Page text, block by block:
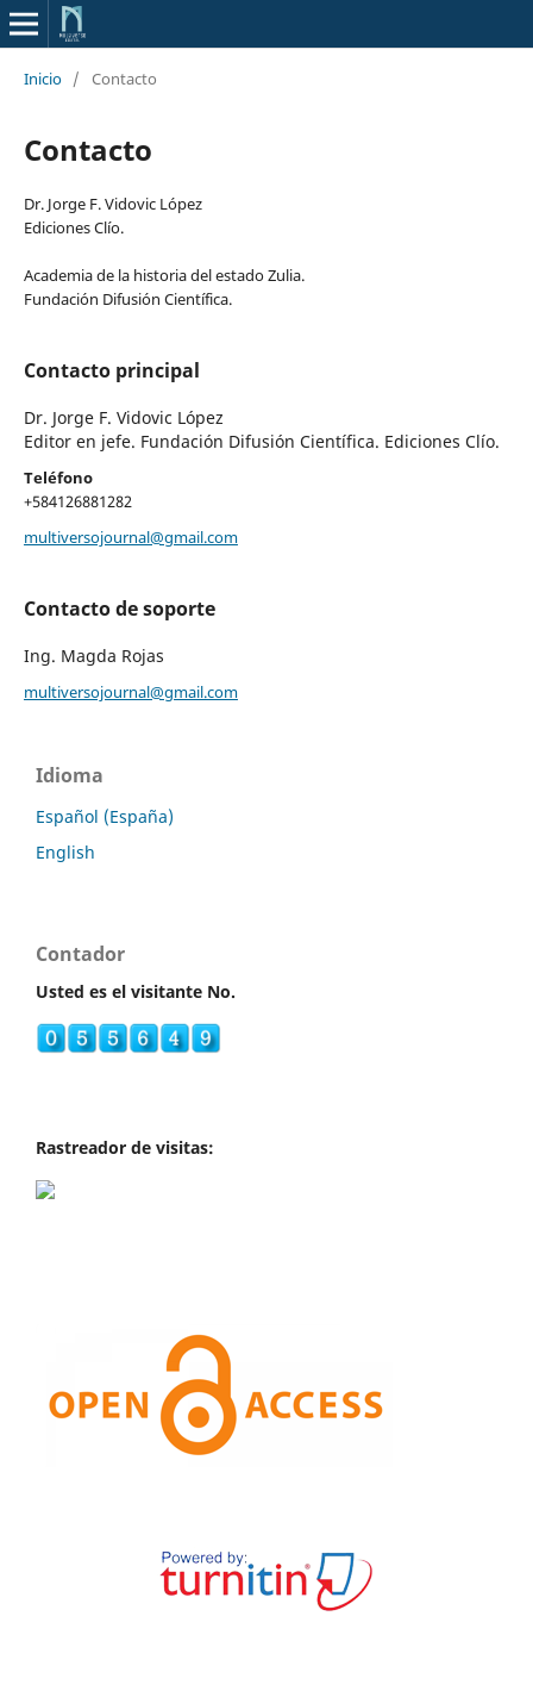
Inicio / Contacto
Contacto
Dr. Jorge F. Vidovic López
Ediciones Clío.
Academia de la historia del estado Zulia.
Fundación Difusión Científica.
Contacto principal
Dr. Jorge F. Vidovic López
Editor en jefe. Fundación Difusión Científica. Ediciones Clío.
Teléfono
+584126881282
multiversojournal@gmail.com
Contacto de soporte
Ing. Magda Rojas
multiversojournal@gmail.com
Idioma
Español (España)
English
Contador
Usted es el visitante No.
Rastreador de visitas: